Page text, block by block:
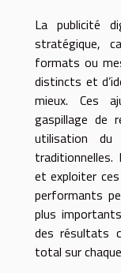
La publicité
stratégique,
formats ou
distincts et
mieux. Ces
gaspillage de
utilisation
traditionnelles.
et exploiter
performants
plus
des résultats
total sur